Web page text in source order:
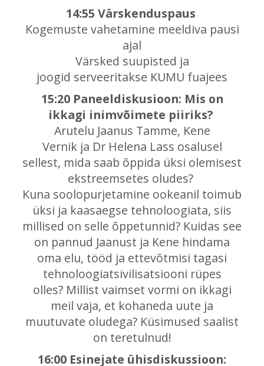
14:55 Värskenduspaus
Kogemuste vahetamine meeldiva pausi
ajal
Värsked suupisted ja
joogid serveeritakse KUMU fuajees
15:20 Paneeldiskusioon: Mis on
ikkagi inimvõimete piiriks?
Arutelu Jaanus Tamme, Kene
Vernik ja Dr Helena Lass osalusel
sellest, mida saab õppida üksi olemisest
ekstreemsetes oludes?
Kuna soolopurjetamine ookeanil toimub
üksi ja kaasaegse tehnoloogiata, siis
millised on selle õppetunnid? Kuidas see
on pannud Jaanust ja Kene hindama
oma elu, tööd ja ettevõtmisi tagasi
tehnoloogiatsivilisatsiooni rüpes
olles? Millist vaimset vormi on ikkagi
meil vaja, et kohaneda uute ja
muutuvate oludega? Küsimused saalist
on teretulnud!
16:00 Esinejate ühisdiskussioon: